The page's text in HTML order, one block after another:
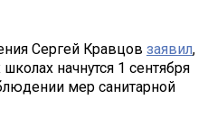
Сергей Кравцов заявил,
начнутся 1 сентября
мер санитарной